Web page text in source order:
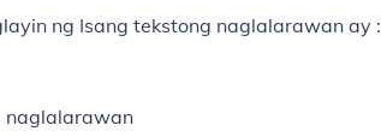
ng Isang tekstong naglalarawan ay :
naglalarawan